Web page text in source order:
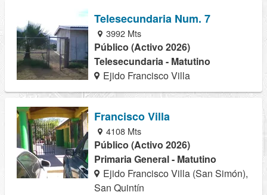
Telesecundaria Num. 7
3992 Mts
Público (Activo 2026)
Telesecundaria - Matutino
Ejido Francisco Villa
Francisco Villa
4108 Mts
Público (Activo 2026)
Primaria General - Matutino
Ejido Francisco Villa (San Simón),
San Quintín